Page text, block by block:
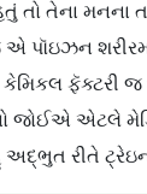
તેના મનના
એ પૉઇઝન
કેમિકલ ફૅક્ટરી
જોઈએ એટલે
અદ્ભુત રીતે